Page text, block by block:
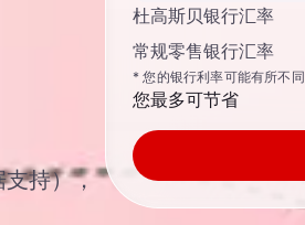
持），
杜高斯贝银行汇率
常规零售银行汇率
* 您的银行利率可能有所不同
您最多可节省